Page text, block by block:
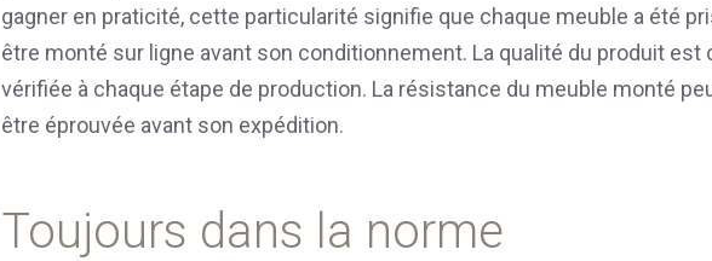
gagner en praticité, cette particularité signifie que chaque meuble a été
être monté sur ligne avant son conditionnement. La qualité du produit est
vérifiée à chaque étape de production. La résistance du meuble monté
être éprouvée avant son expédition.
Toujours dans la norme